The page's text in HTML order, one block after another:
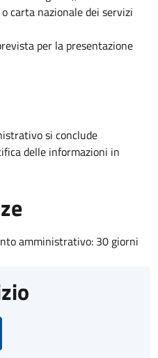
carta nazionale dei servizi
per la presentazione
si conclude
delle informazioni in
amministrativo: 30 giorni